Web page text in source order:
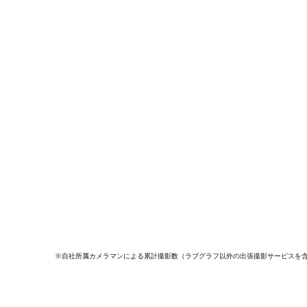
※自社所属カメラマンによる累計撮影数（ラブグラフ以外の出張撮影サービスを